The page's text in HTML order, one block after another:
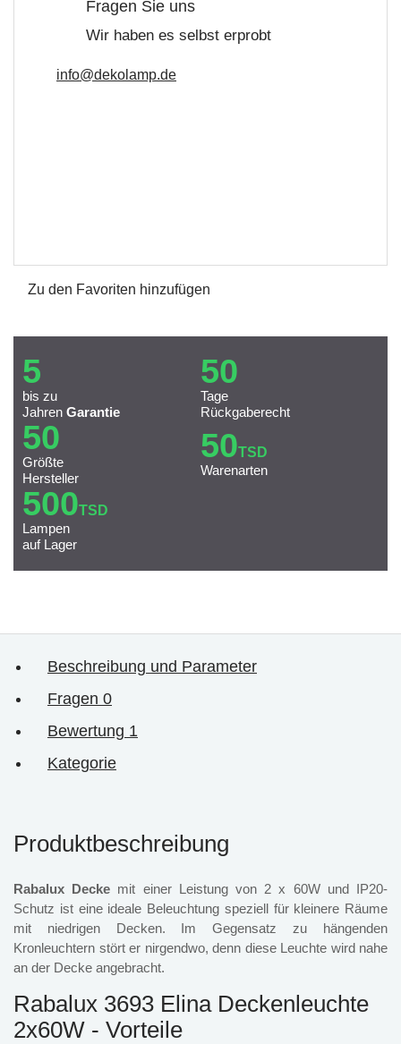
Fragen Sie uns
Wir haben es selbst erprobt
info@dekolamp.de
Zu den Favoriten hinzufügen
5
bis zu
Jahren Garantie
50
Tage
Rückgaberecht
50
Größte
Hersteller
50TSD
Warenarten
500TSD
Lampen
auf Lager
Beschreibung und Parameter
Fragen 0
Bewertung 1
Kategorie
Produktbeschreibung
Rabalux Decke mit einer Leistung von 2 x 60W und IP20-
Schutz ist eine ideale Beleuchtung speziell für kleinere Räume
mit niedrigen Decken. Im Gegensatz zu hängenden
Kronleuchtern stört er nirgendwo, denn diese Leuchte wird nahe
an der Decke angebracht.
Rabalux 3693 Elina Deckenleuchte
2x60W - Vorteile